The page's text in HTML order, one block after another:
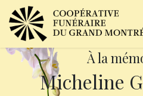
À la
Micheline